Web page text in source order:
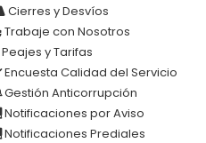
Cierres y Desvíos
Trabaje con Nosotros
Peajes y Tarifas
Encuesta Calidad del Servicio
Gestión Anticorrupción
Notificaciones por Aviso
Notificaciones Prediales